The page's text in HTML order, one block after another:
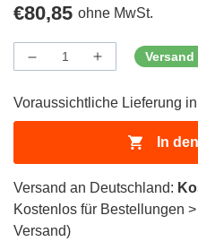
Preis
Regulärer
Preis
€80,85 ohne MwSt.
Menge
Menge
verringern
ProductDrop
Menge
erhöhen
ProductDrop
Versand
Voraussichtliche Lieferung
In
Versand an Deutschland:
Kostenlos für Bestellungen >
Versand)